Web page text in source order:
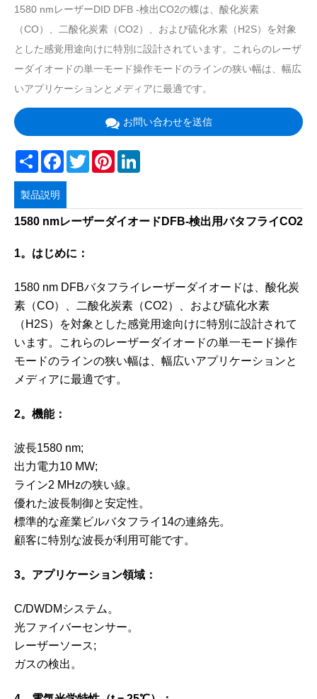
1580 nmレーザーDID DFB -検出CO2の蝶は、酸化炭素
（CO）、二酸化炭素（CO2）、および硫化水素（H2S）を対象
とした感覚用途向けに特別に設計されています。これらのレーザ
ーダイオードの単一モード操作モードのラインの狭い幅は、幅広
いアプリケーションとメディアに最適です。
お問い合わせを送信
Share Facebook
TwitterPinterest
製品説明
1580 nmレーザーダイオードDFB-検出用バタフライCO2
1。はじめに：
1580 nm DFBバタフライレーザーダイオードは、酸化炭
素（CO）、二酸化炭素（CO2）、および硫化水素
（H2S）を対象とした感覚用途向けに特別に設計されて
います。これらのレーザーダイオードの単一モード操作
モードのラインの狭い幅は、幅広いアプリケーションと
メディアに最適です。
2。機能：
波長1580 nm;
出力電力10 MW;
ライン2 MHzの狭い線。
優れた波長制御と安定性。
標準的な産業ビルバタフライ14の連絡先。
顧客に特別な波長が利用可能です。
3。アプリケーション領域：
C/DWDMシステム。
光ファイバーセンサー。
レーザーソース;
ガスの検出。